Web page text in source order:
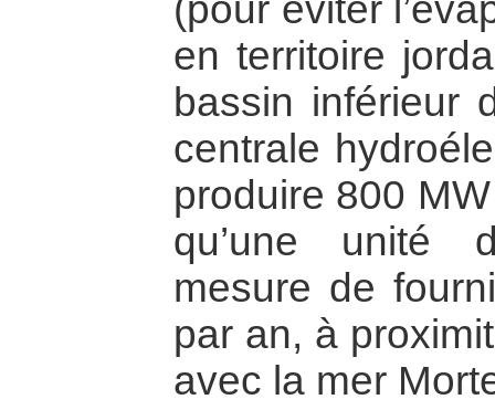
(pour éviter
en territoire
bassin inférieur
centrale
produire 800
qu’une unité
mesure de
par an, à
avec la mer